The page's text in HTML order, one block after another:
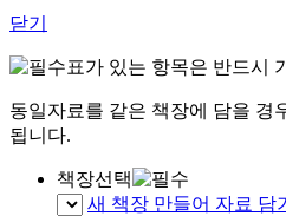
닫기
표가 있는 항목은 반드시
동일자료를 같은 책장에 담을 경
됩니다.
책장선택
새 책장 만들어 자료 담기